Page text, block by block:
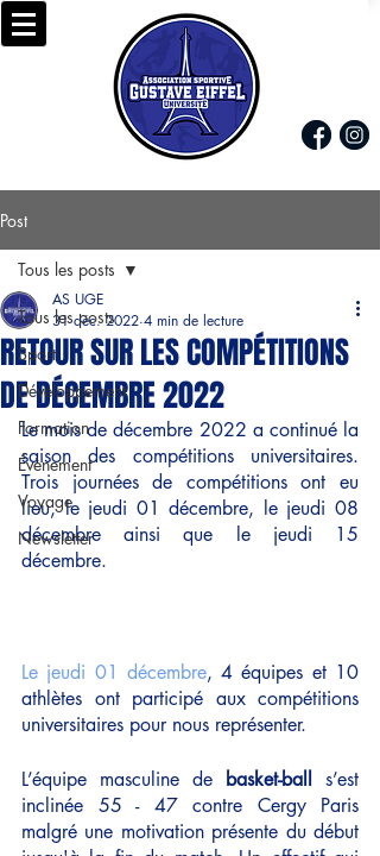
Post
Tous les posts
Sport
Développement
Formation
Évènement
Voyage
Newsletter
Tous les posts
RETOUR SUR LES COMPÉTITIONS
DE DÉCEMBRE 2022
AS UGE
31 déc. 2022 4 min de lecture
Le mois de décembre 2022 a continué la
saison des compétitions universitaires.
Trois journées de compétitions ont eu
lieu, le jeudi 01 décembre, le jeudi 08
décembre ainsi que le jeudi 15
décembre.
Le jeudi 01 décembre, 4 équipes et 10
athlètes ont participé aux compétitions
universitaires pour nous représenter.
L’équipe masculine de basket-ball
s’est
inclinée 55 - 47 contre Cergy Paris
malgré une motivation présente du début